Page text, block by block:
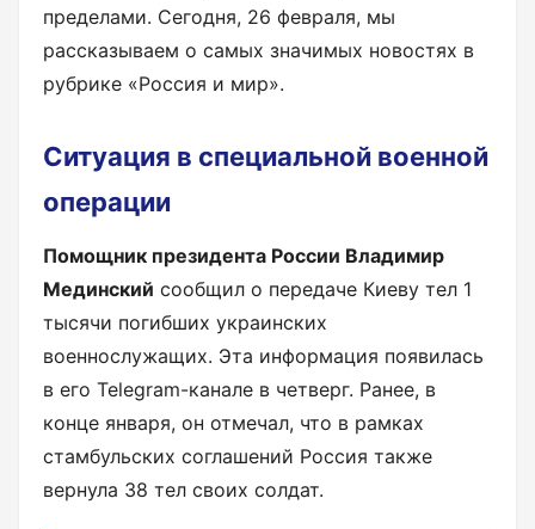
пределами. Сегодня, 26 февраля, мы
рассказываем о самых значимых новостях в
рубрике «Россия и мир».
Ситуация в специальной военной
операции
Помощник президента России Владимир
Мединский сообщил о передаче Киеву тел 1
тысячи погибших украинских
военнослужащих. Эта информация появилась
в его Telegram-канале в четверг. Ранее, в
конце января, он отмечал, что в рамках
стамбульских соглашений Россия также
вернула 38 тел своих солдат.